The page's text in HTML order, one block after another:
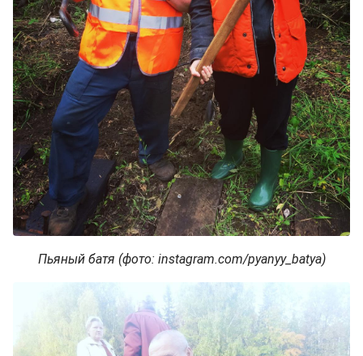
Пьяный батя (фото: instagram.com/pyanyy_batya)